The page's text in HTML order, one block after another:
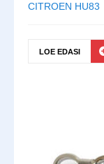
CITROEN HU83
LOE EDASI